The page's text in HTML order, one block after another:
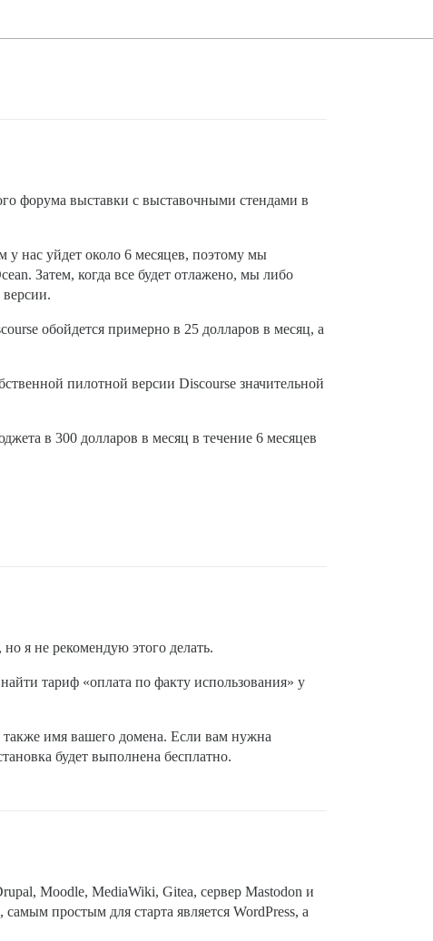
форума выставки с выставочными стендами в
у нас уйдет около 6 месяцев, поэтому мы
Затем, когда все будет отлажено, мы либо
обойдется примерно в 25 долларов в месяц, а
пилотной версии Discourse значительной
в 300 долларов в месяц в течение 6 месяцев
я не рекомендую этого делать.
тариф «оплата по факту использования» у
имя вашего домена. Если вам нужна
будет выполнена бесплатно.
Moodle, MediaWiki, Gitea, сервер Mastodon и
простым для старта является WordPress, а